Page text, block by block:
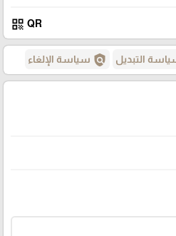
QR
qr_code
التبديل policy سياسة الإلغاء